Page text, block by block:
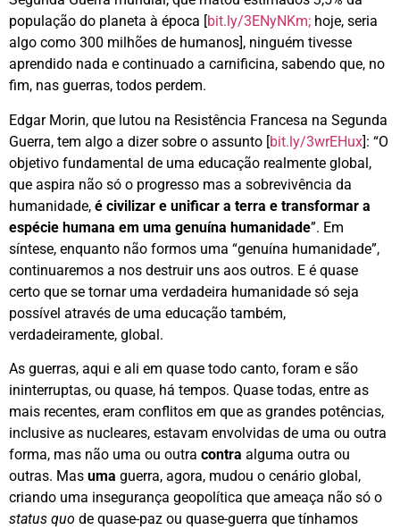
população do planeta à época [bit.ly/3ENyNKm; hoje, seria
algo como 300 milhões de humanos], ninguém tivesse
aprendido nada e continuado a carnificina, sabendo que, no
fim, nas guerras, todos perdem.
Edgar Morin, que lutou na Resistência Francesa na Segunda
Guerra, tem algo a dizer sobre o assunto [bit.ly/3wrEHux]: “O
objetivo fundamental de uma educação realmente global,
que aspira não só o progresso mas a sobrevivência da
humanidade, é civilizar e unificar a terra e transformar a
espécie humana em uma genuína humanidade”. Em
síntese, enquanto não formos uma “genuína humanidade”,
continuaremos a nos destruir uns aos outros. E é quase
certo que se tornar uma verdadeira humanidade só seja
possível através de uma educação também,
verdadeiramente, global.
As guerras, aqui e ali em quase todo canto, foram e são
ininterruptas, ou quase, há tempos. Quase todas, entre as
mais recentes, eram conflitos em que as grandes potências,
inclusive as nucleares, estavam envolvidas de uma ou outra
forma, mas não uma ou outra contra alguma outra ou
outras. Mas uma guerra, agora, mudou o cenário global,
criando uma insegurança geopolítica que ameaça não só o
status quo de quase-paz ou quase-guerra que tínhamos